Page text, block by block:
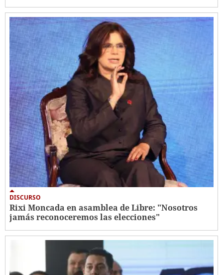
DISCURSO
Rixi Moncada en asamblea de Libre: "Nosotros
jamás reconoceremos las elecciones"